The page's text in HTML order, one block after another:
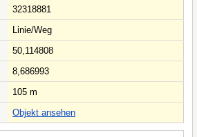
32318881
Linie/Weg
50,114808
8,686993
105 m
Objekt ansehen